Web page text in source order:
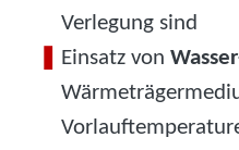
Verlegung sind
Einsatz von